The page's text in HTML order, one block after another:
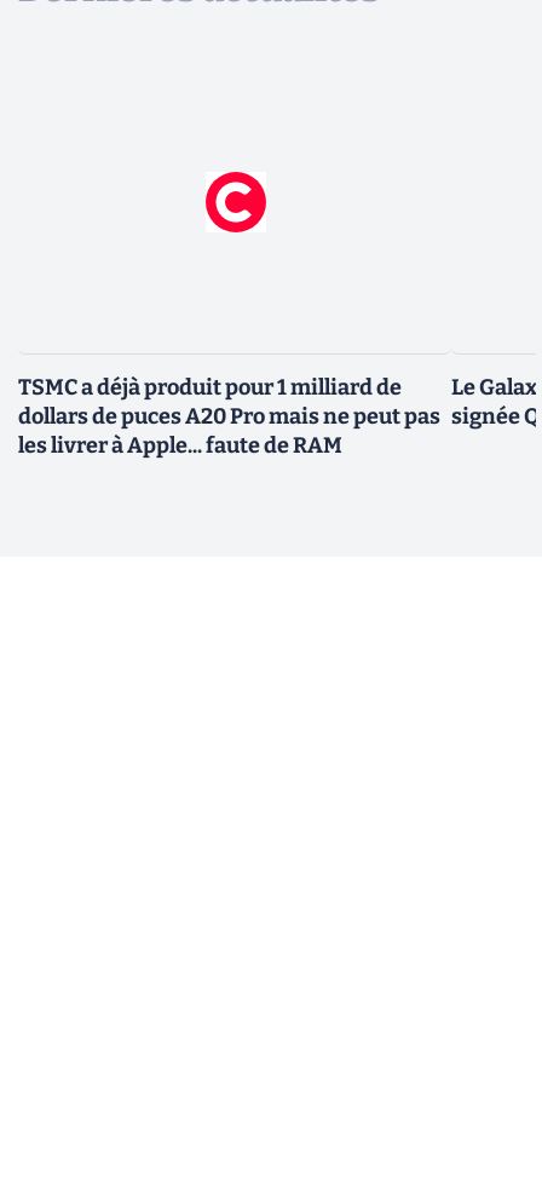
TSMC a déjà produit pour 1 milliard de
dollars de puces A20 Pro mais ne peut pas
les livrer à Apple... faute de RAM
Le
signée